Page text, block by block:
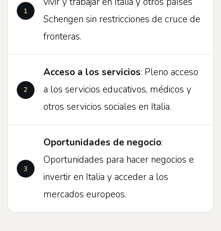
Schengen sin restricciones de cruce de
fronteras.
Acceso a los servicios: Pleno acceso
a los servicios educativos, médicos y
otros servicios sociales en Italia.
Oportunidades de negocio:
Oportunidades para hacer negocios e
invertir en Italia y acceder a los
mercados europeos.